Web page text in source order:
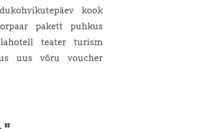
kook
pakett
puhkus
teater
turism
uus võru voucher